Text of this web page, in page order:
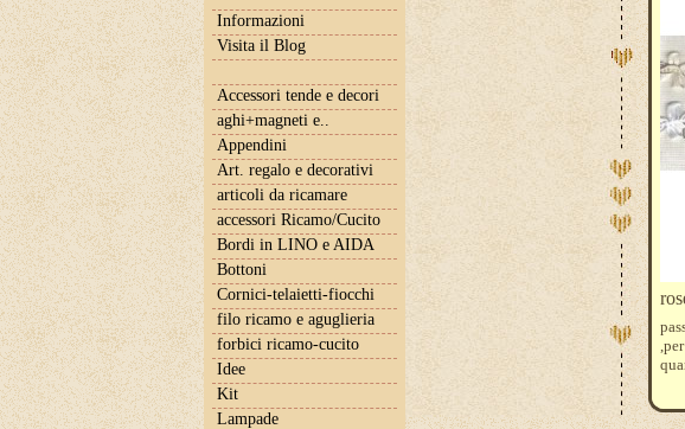
Informazioni
Visita il Blog
Accessori tende e decori
aghi+magneti e..
Appendini
Art. regalo e decorativi
articoli da ricamare
accessori Ricamo/Cucito
Bordi in LINO e AIDA
Bottoni
Cornici-telaietti-fiocchi
filo ricamo e aguglieria
forbici ricamo-cucito
Idee
Kit
Lampade